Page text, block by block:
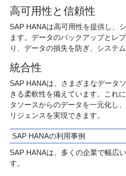
高可用性と信頼性
SAP HANAは高可用性を提供し、
ます。データのバックアップとレ
り、データの損失を防ぎ、システ
統合性
SAP HANAは、さまざまなデータ
きる柔軟性を備えています。これ
タソースからのデータを一元化し
リジェンスを実現できます。
SAP HANAの利用事例
SAP HANAは、多くの企業で幅広
す。